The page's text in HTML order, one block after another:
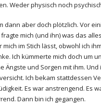
Weder physisch noch
dann aber doch plötzlich. Vor
fragte mich (und ihn) was das
mich im Stich lässt, obwohl ich
Ich kümmerte mich doch um
Ängste und Sorgen mit ihm.
Ich bekam stattdessen
Es war anstrengend. Es
Dann bin ich gegangen.